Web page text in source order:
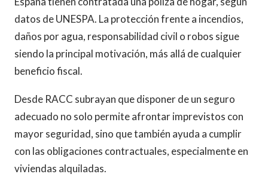
datos de UNESPA. La protección frente a incendios,
daños por agua, responsabilidad civil o robos sigue
siendo la principal motivación, más allá de cualquier
beneficio fiscal.
Desde RACC subrayan que disponer de un seguro
adecuado no solo permite afrontar imprevistos con
mayor seguridad, sino que también ayuda a cumplir
con las obligaciones contractuales, especialmente en
viviendas alquiladas.